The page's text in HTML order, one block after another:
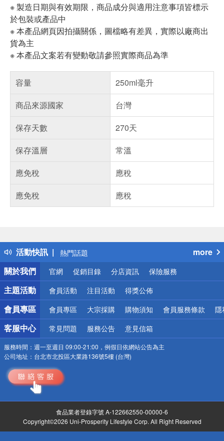
※ 製造日期與有效期限，商品成分與適用注意事項皆標示
於包裝或產品中
※ 本產品網頁因拍攝關係，圖檔略有差異，實際以廠商出
貨為主
※ 本產品文案若有變動敬請參照實際商品為準
容量
250ml毫升
商品來源國家
台灣
保存天數
270天
保存溫層
常溫
應免稅
應稅
應免稅
應稅
活動快訊
得獎公告
熱門話題
銀行優惠
偏遠地區配送
詐騙網頁！請小心！
more
關於我們
官網 促銷目錄 分店資訊 保險服務
主題活動 會員活動 注目活動 得獎公佈
會員專區 會員專區 大宗採購 購物須知 會員服務條款 隱
客服中心 常見問題 服務公告 意見信箱
服務時間： 週一至週日 09:00-21:00，例假日依網站公告為主
公司地址： 台北市北投區大業路136號5樓 (台灣)
食品業者登錄字號 A-122662550-00000-6
Copyright©2026 Uni-Prosperity Lifestyle Corp. All Right Reserved